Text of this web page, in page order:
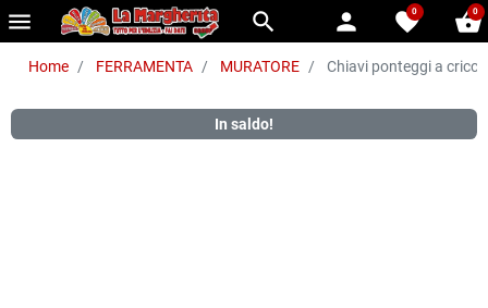
menu search person favorite
0 shopping_basket
0
Home FERRAMENTA MURATORE Chiavi ponteggi a
In saldo!